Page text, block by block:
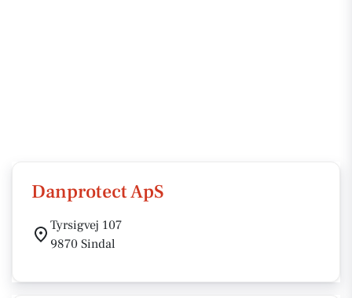
Danprotect ApS
Tyrsigvej 107
9870 Sindal